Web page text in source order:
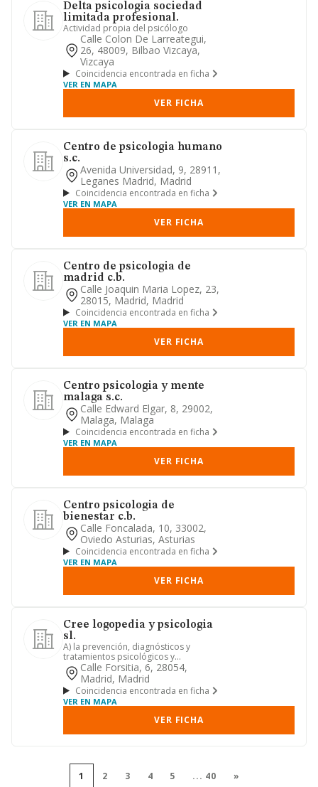
Delta psicologia sociedad
limitada profesional.
Actividad propia del psicólogo
Calle Colon De Larreategui,
26, 48009, Bilbao Vizcaya,
Vizcaya
Coincidencia encontrada en ficha
VER EN MAPA
VER FICHA
Centro de psicologia humano
s.c.
Avenida Universidad, 9, 28911,
Leganes Madrid, Madrid
Coincidencia encontrada en ficha
VER EN MAPA
VER FICHA
Centro de psicologia de
madrid c.b.
Calle Joaquin Maria Lopez, 23,
28015, Madrid, Madrid
Coincidencia encontrada en ficha
VER EN MAPA
VER FICHA
Centro psicologia y mente
malaga s.c.
Calle Edward Elgar, 8, 29002,
Malaga, Malaga
Coincidencia encontrada en ficha
VER EN MAPA
VER FICHA
Centro psicologia de
bienestar c.b.
Calle Foncalada, 10, 33002,
Oviedo Asturias, Asturias
Coincidencia encontrada en ficha
VER EN MAPA
VER FICHA
Cree logopedia y psicologia
sl.
A) la prevención, diagnósticos y
tratamientos psicológicos y
logopédicos, así como la formación a
p...
Calle Forsitia, 6, 28054,
Madrid, Madrid
Coincidencia encontrada en ficha
VER EN MAPA
VER FICHA
1 2 3 4 5 ... 40 »